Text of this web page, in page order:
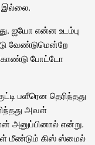
இல்லை.
ஐயோ என்ன உடம்பு
வேண்டுமென்றே
போட்டோ
பளீரென தெரிந்தது
அவள்
அனுப்பினால் என்று.
மீண்டும் கிஸ் ஸ்மைல்